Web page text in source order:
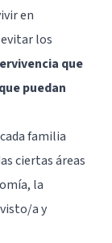
en
los
que
puedan
familia
ciertas áreas
la
a y